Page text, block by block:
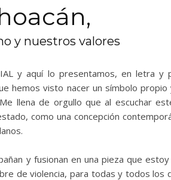
y nuestros valores
y aquí lo presentamos, en letra y
hemos visto nacer un símbolo
llena de orgullo que al escuchar
como una concepción
y fusionan en una pieza que
de violencia, para todas y todos los